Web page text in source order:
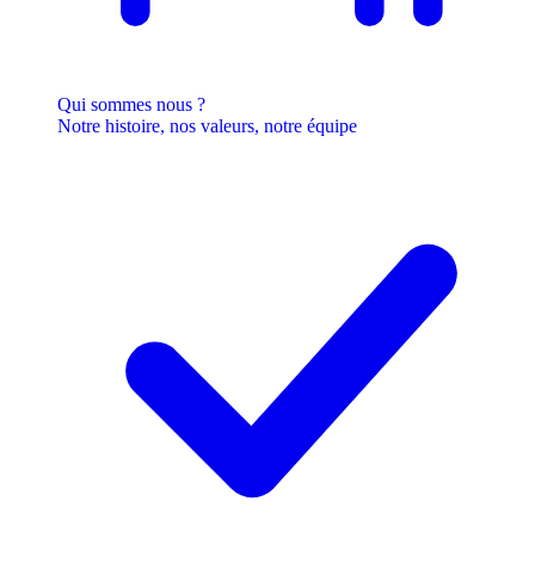
Qui sommes nous ?
Notre histoire, nos valeurs, notre équipe